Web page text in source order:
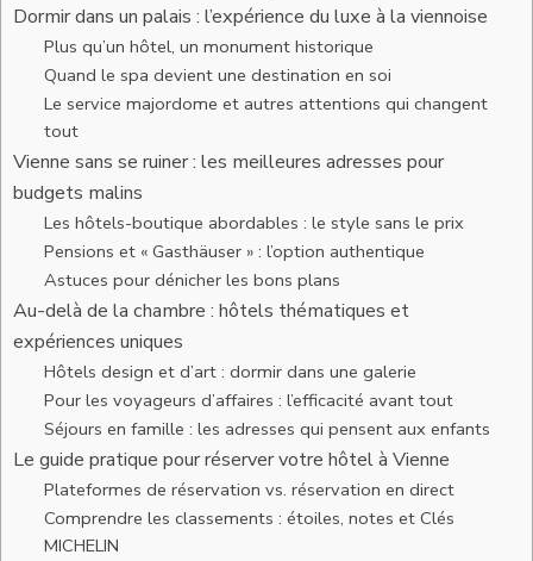
Dormir dans un palais : l’expérience du luxe à la viennoise
Plus qu’un hôtel, un monument historique
Quand le spa devient une destination en soi
Le service majordome et autres attentions qui changent
tout
Vienne sans se ruiner : les meilleures adresses pour
budgets malins
Les hôtels-boutique abordables : le style sans le prix
Pensions et « Gasthäuser » : l’option authentique
Astuces pour dénicher les bons plans
Au-delà de la chambre : hôtels thématiques et
expériences uniques
Hôtels design et d’art : dormir dans une galerie
Pour les voyageurs d’affaires : l’efficacité avant tout
Séjours en famille : les adresses qui pensent aux enfants
Le guide pratique pour réserver votre hôtel à Vienne
Plateformes de réservation vs. réservation en direct
Comprendre les classements : étoiles, notes et Clés
MICHELIN